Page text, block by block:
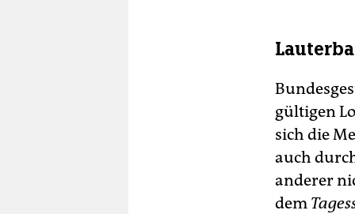
gültigen
sich die
auch
anderer
dem